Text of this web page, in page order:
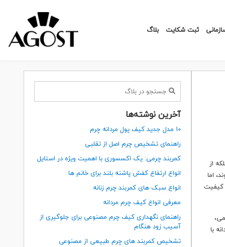
ثبت شکایت بلاگ
از
اما
کیفیت
با
آخرین نوشته‌ها
10 مدل جدید کیف پول مردانه چرم
راهنمای تشخیص چرم اصل از تقلبی
کمربند چرمی: یک اکسسوری با اهمیت ویژه در استایل
انواع ارتفاع کفش پاشنه بلند برای خانم ها
انواع سبک های کمربند چرم زنانه
معرفی انواع کیف چرم مردانه
راهنمای نگهداری کیف چرم مصنوعی برای جلوگیری از
آسیب زود هنگام
تشخیص کمربند های چرم طبیعی از مصنوعی